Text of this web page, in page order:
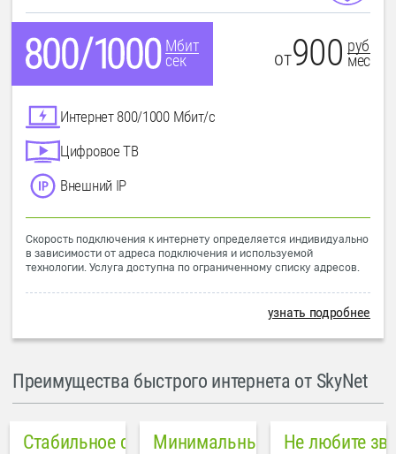
Мбит
сек
от900 руб
мес
Интернет 800/1000 Мбит/с
Цифровое ТВ
Внешний IP
Скорость подключения к интернету определяется индивидуально
в зависимости от адреса подключения и используемой
технологии. Услуга доступна по ограниченному списку адресов.
узнать подробнее
Преимущества быстрого интернета от SkyNet
Стабильное соединениеМинимальный пинг в городе
Не любите